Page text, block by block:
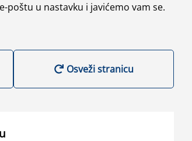
poštu u nastavku i javićemo vam se.
Osveži stranicu